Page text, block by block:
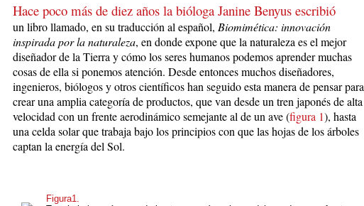
Hace poco más de diez años la bióloga Janine Benyus escribió
un libro llamado, en su traducción al español, Biomimética: innovación
inspirada por la naturaleza, en donde expone que la naturaleza es el mejor
diseñador de la Tierra y cómo los seres humanos podemos aprender muchas
cosas de ella si ponemos atención. Desde entonces muchos diseñadores,
ingenieros, biólogos y otros científicos han seguido esta manera de pensar para
crear una amplia categoría de productos, que van desde un tren japonés de alta
velocidad con un frente aerodinámico semejante al de un ave (figura 1), hasta
una celda solar que trabaja bajo los principios con que las hojas de los árboles
captan la energía del Sol.
Figura1.